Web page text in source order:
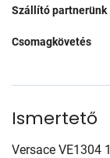
Szállító partnerünk
Csomagkövetés
Ismertető
Versace VE1304